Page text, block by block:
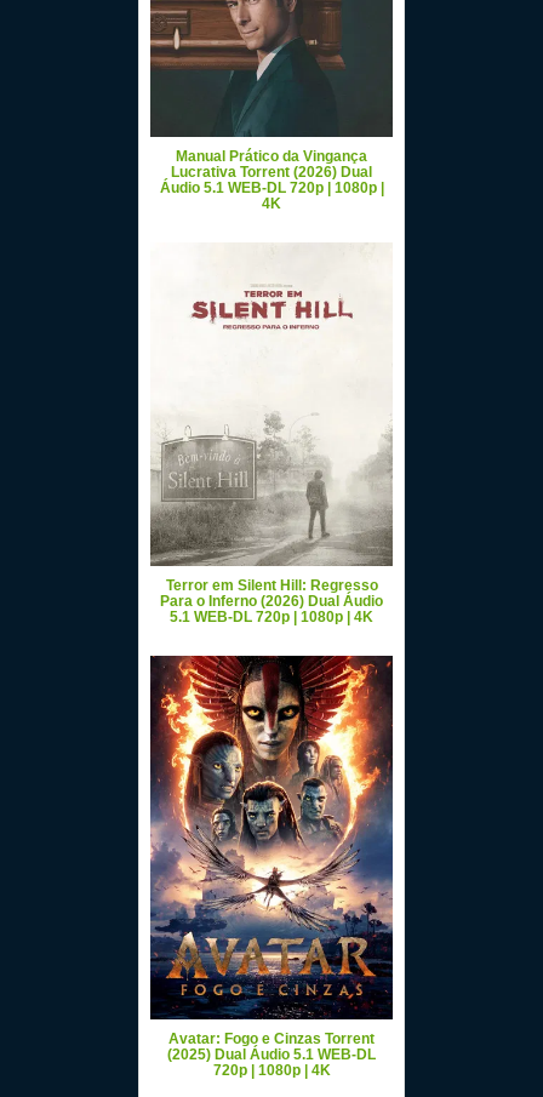
Manual Prático da Vingança
Lucrativa Torrent (2026) Dual
Áudio 5.1 WEB-DL 720p | 1080p |
4K
Terror em Silent Hill: Regresso
Para o Inferno (2026) Dual Áudio
5.1 WEB-DL 720p | 1080p | 4K
Avatar: Fogo e Cinzas Torrent
(2025) Dual Áudio 5.1 WEB-DL
720p | 1080p | 4K